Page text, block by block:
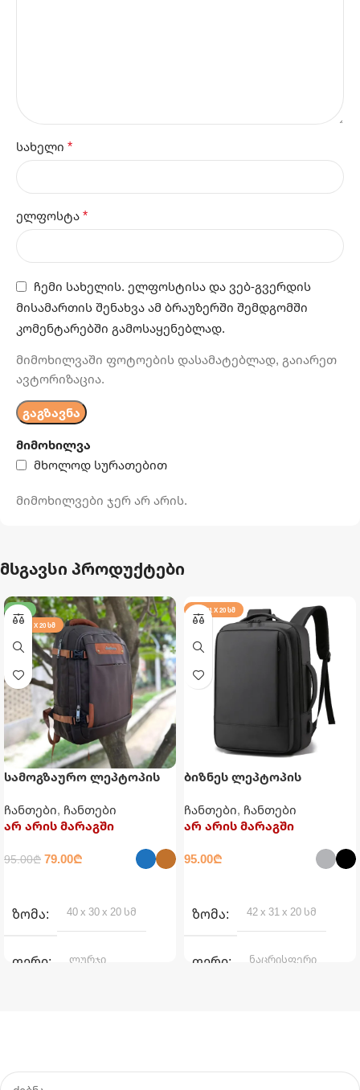
მიმოხილვა
მხოლოდ სურათებით
მიმოხილვები ჯერ არ არის.
სახელი *
ელფოსტა *
ჩემი სახელის. ელფოსტისა და ვებ-გვერდის
მისამართის შენახვა ამ ბრაუზერში შემდგომში
კომენტარებში გამოსაყენებლად.
მიმოხილვაში ფოტოების დასამატებლად, გაიარეთ
ავტორიზაცია.
მსგავსი პროდუქტები
-17%
40 X 30 X 20 ᲡᲛ
სამოგზაურო ლეპტოპის
დამტენით
ჩანთები, ჩანთები
არ არის მარაგში
95.00₾ 79.00₾
ᲖᲝᲛᲐ 40 x 30 x 20 სმ
ᲤᲔᲠᲘ
ლურჯი
42 X 31 X 20 ᲡᲛ
ბიზნეს ლეპტოპის
დამტენით
ჩანთები, ჩანთები
არ არის მარაგში
95.00₾
ᲖᲝᲛᲐ 42 x 31 x 20 სმ
ᲤᲔᲠᲘ
ნაცრისფერი